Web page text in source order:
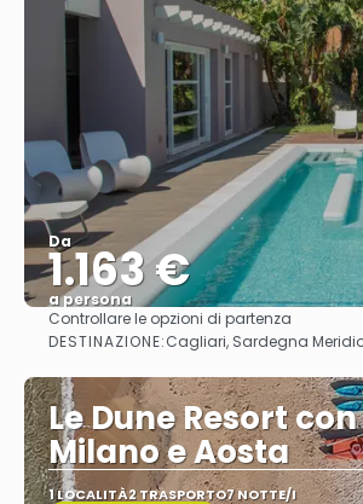
Da
1.163 €
a persona
Vedere
Controllare le opzioni di partenza
DESTINAZIONE:Cagliari, Sardegna
Le Dune Resort
Milano e Aosta
1 LOCALITÀ2 TRASPORTO7 NOTTE/I